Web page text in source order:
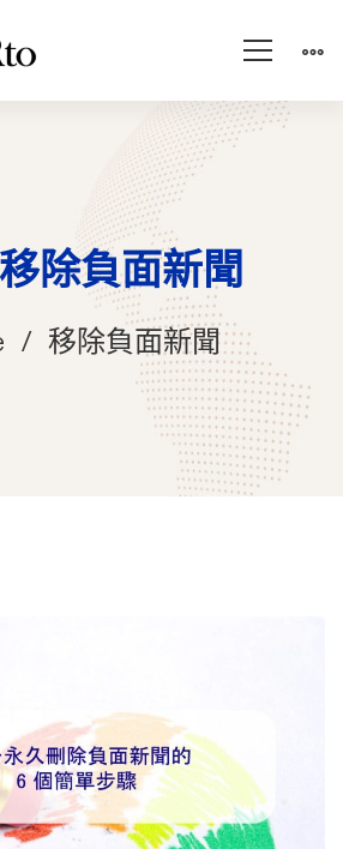
除負面新聞
移除負面新聞